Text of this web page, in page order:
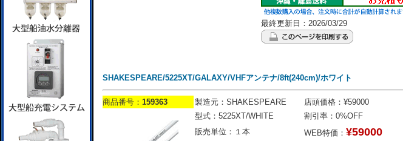
最終更新日：2026/03/29
SHAKESPEARE/5225XT/GALAXY/VHFアンテナ/8ft(240cm)/ホワイト
商品番号： 159363 製造元：SHAKESPEARE
店頭価格：¥59000
型式：5225XT/WHITE
割引率：0%OFF
販売単位：１本
WEB特価： ¥59000